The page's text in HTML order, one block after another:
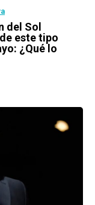
del Sol
este tipo
¿Qué lo